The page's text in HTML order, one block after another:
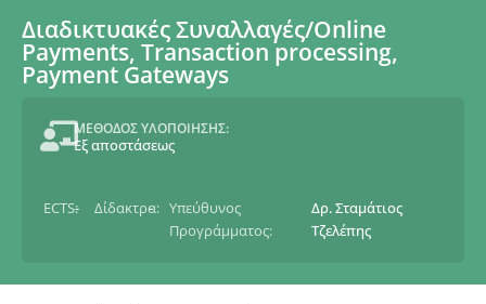
Διαδικτυακές Συναλλαγές/Online
Payments, Transaction processing,
Payment Gateways
ΜΕΘΟΔΟΣ ΥΛΟΠΟΙΗΣΗΣ:
Εξ αποστάσεως
ECTS:- Δίδακτρα:
-
Υπεύθυνος
Προγράμματος:
Δρ. Σταμάτιος
Τζελέπης